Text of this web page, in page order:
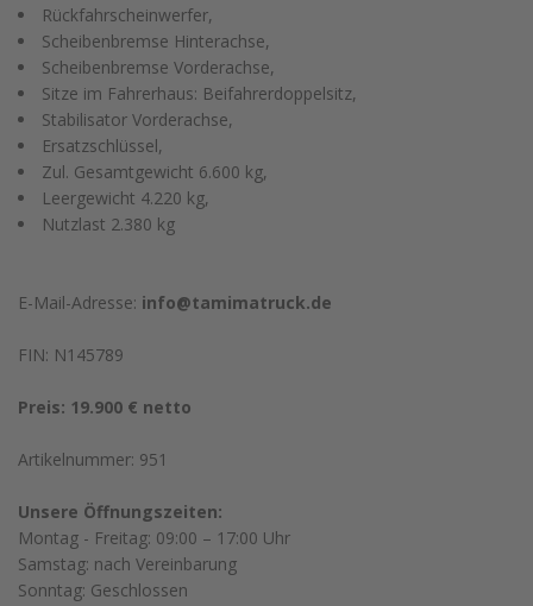
Rückfahrscheinwerfer,
Scheibenbremse Hinterachse,
Scheibenbremse Vorderachse,
Sitze im Fahrerhaus: Beifahrerdoppelsitz,
Stabilisator Vorderachse,
Ersatzschlüssel,
Zul. Gesamtgewicht 6.600 kg,
Leergewicht 4.220 kg,
Nutzlast 2.380 kg
E-Mail-Adresse: info@tamimatruck.de
FIN: N145789
Preis: 19.900 € netto
Artikelnummer: 951
Unsere Öffnungszeiten:
Montag - Freitag: 09:00 – 17:00 Uhr
Samstag: nach Vereinbarung
Sonntag: Geschlossen